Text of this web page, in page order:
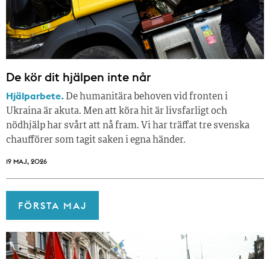
De kör dit hjälpen inte når
Hjälparbete. De humanitära behoven vid fronten i
Ukraina är akuta. Men att köra hit är livsfarligt och
nödhjälp har svårt att nå fram. Vi har träffat tre svenska
chaufförer som tagit saken i egna händer.
19 MAJ, 2026
FÖRSTA MAJ